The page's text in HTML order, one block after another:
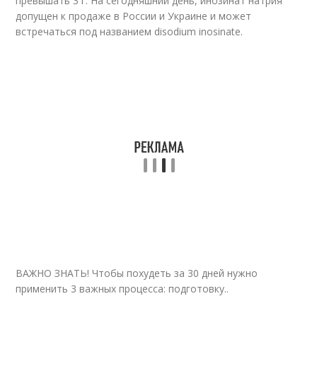
допущен к продаже в России и Украине и может
встречаться под названием disodium inosinate.
ВАЖНО ЗНАТЬ! Чтобы похудеть за 30 дней нужно
применить 3 важных процесса: подготовку..